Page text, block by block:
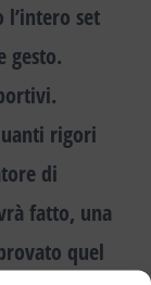
l’intero set
gesto.
rigori
di
fatto, una
quel